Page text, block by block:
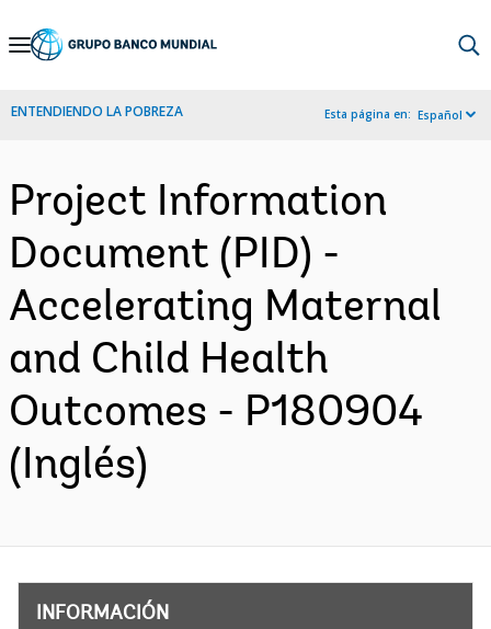
Skip
Navigation
ENTENDIENDO LA POBREZA Esta página en: Español
Project Information
Document (PID) -
Accelerating Maternal
and Child Health
Outcomes - P180904
(Inglés)
INFORMACIÓN